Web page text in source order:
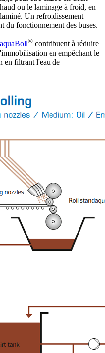
ou le laminage à froid, en
Un refroidissement
du fonctionnement des buses.
aquaBoll® contribuent à réduire
en empêchant le
en filtrant l'eau de